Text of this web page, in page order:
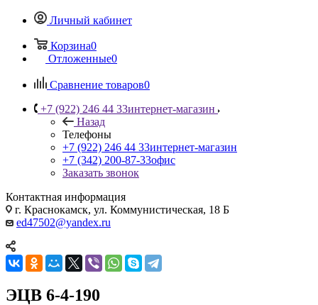
Личный кабинет
Корзина0
Отложенные0
Сравнение товаров0
+7 (922) 246 44 33интернет-магазин
Назад
Телефоны
+7 (922) 246 44 33интернет-магазин
+7 (342) 200-87-33офис
Заказать звонок
Контактная информация
г. Краснокамск, ул. Коммунистическая, 18 Б
ed47502@yandex.ru
ЭЦВ 6-4-190